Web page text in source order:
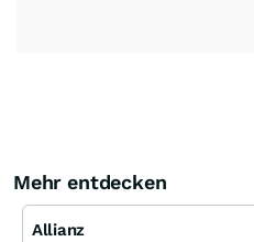
Mehr entdecken
Allianz